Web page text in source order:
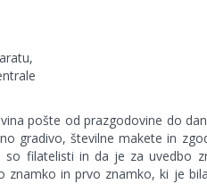
pošte od prazgodovine do
gradivo, številne makete in
filatelisti in da je za uvedbo
znamko in prvo znamko, ki je